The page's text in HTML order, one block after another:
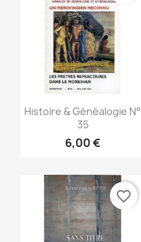
Snabbvy
Histoire & Généalogie N°
35
6,00 €
favorite_border